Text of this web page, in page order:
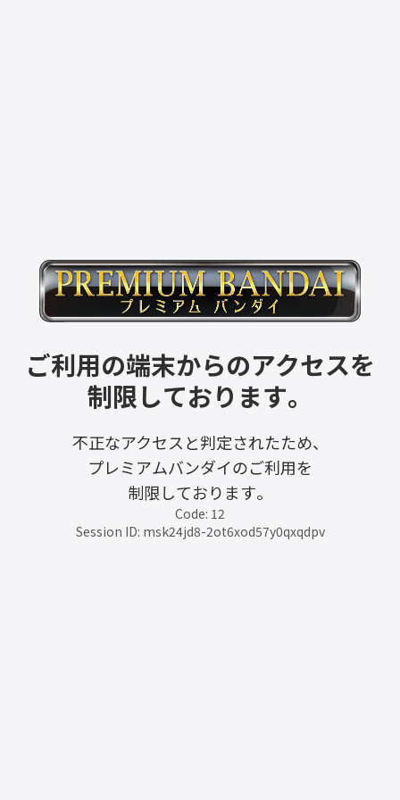
ご利用の端末からのアクセスを
制限しております。
不正なアクセスと判定されたため、
プレミアムバンダイのご利用を
制限しております。
Code: 12
Session ID: msk24jd8-2ot6xod57y0qxqdpv